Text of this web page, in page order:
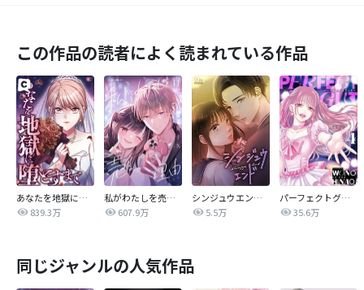
この作品の読者によく読まれている作品
あなたを地獄に堕とすまで
839.3万
私がわたしを売る理由
607.9万
シンジュウエンド【タテヨミ】
5.5万
パーフェクトグリッター
35.6万
同じジャンルの人気作品